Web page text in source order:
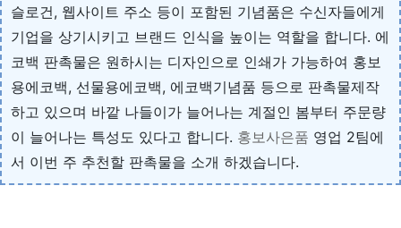
슬로건, 웹사이트 주소 등이 포함된 기념품은 수신자들에게
기업을 상기시키고 브랜드 인식을 높이는 역할을 합니다. 에
코백 판촉물은 원하시는 디자인으로 인쇄가 가능하여 홍보
용에코백, 선물용에코백, 에코백기념품 등으로 판촉물제작
하고 있으며 바깥 나들이가 늘어나는 계절인 봄부터 주문량
이 늘어나는 특성도 있다고 합니다. 홍보사은품 영업 2팀에
서 이번 주 추천할 판촉물을 소개 하겠습니다.